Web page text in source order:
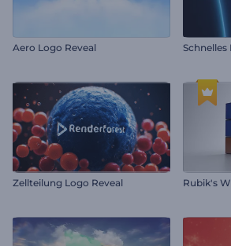
Aero Logo Reveal
Zellteilung Logo Reveal Rubik's